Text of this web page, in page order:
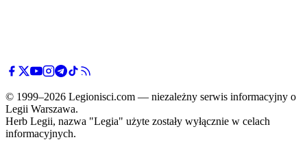
© 1999–2026 Legionisci.com — niezależny serwis informacyjny o
Legii Warszawa.
Herb Legii, nazwa "Legia" użyte zostały wyłącznie w celach
informacyjnych.